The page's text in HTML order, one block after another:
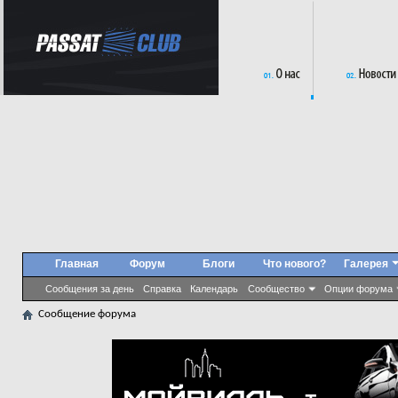
Главная Форум
Сообщения за день Справка Календарь Сообщество Опции форума
Блоги Что нового? Галерея
Сообщение форума